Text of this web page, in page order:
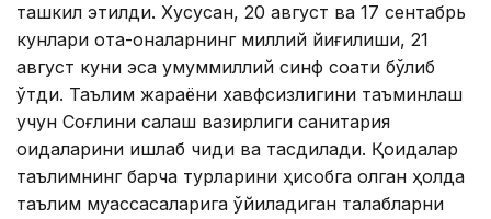
ташкил этилди. Хусусан, 20 август ва 17 сентабрь
кунлари ота-оналарнинг миллий йиғилиши, 21
август куни эса умуммиллий синф соати бўлиб
ўтди. Таълим жараёни хавфсизлигини таъминлаш
учун Соғлиқни сақлаш вазирлиги санитария
қоидаларини ишлаб чиқди ва тасдиқлади. Қоидалар
таълимнинг барча турларини ҳисобга олган ҳолда
таълим муассасаларига қўйиладиган талабларни